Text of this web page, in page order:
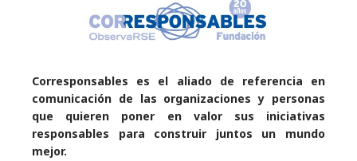
Corresponsables es el aliado de referencia en
comunicación de las organizaciones y personas
que quieren poner en valor sus iniciativas
responsables para construir juntos un mundo
mejor.